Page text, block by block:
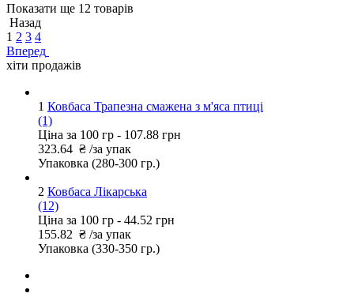
Показати ще 12 товарів
Назад
1 2 3 4
Вперед
хіти продажів
1 Ковбаса Трапезна смажена з м'яса птиці
(1)
Ціна за 100 гр - 107.88 грн
323.64 ₴ /за упак
Упаковка (280-300 гр.)
2 Ковбаса Лікарська
(12)
Ціна за 100 гр - 44.52 грн
155.82 ₴ /за упак
Упаковка (330-350 гр.)